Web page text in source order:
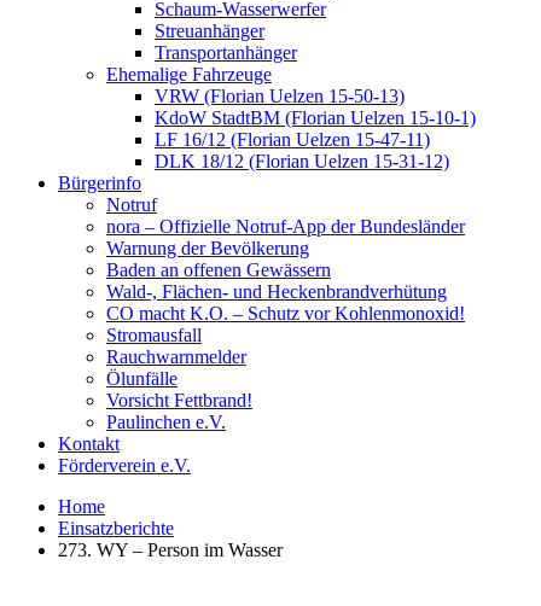
Schaum-Wasserwerfer
Streuanhänger
Transportanhänger
Ehemalige Fahrzeuge
VRW (Florian Uelzen 15-50-13)
KdoW StadtBM (Florian Uelzen 15-10-1)
LF 16/12 (Florian Uelzen 15-47-11)
DLK 18/12 (Florian Uelzen 15-31-12)
Bürgerinfo
Notruf
nora – Offizielle Notruf-App der Bundesländer
Warnung der Bevölkerung
Baden an offenen Gewässern
Wald-, Flächen- und Heckenbrandverhütung
CO macht K.O. – Schutz vor Kohlenmonoxid!
Stromausfall
Rauchwarnmelder
Ölunfälle
Vorsicht Fettbrand!
Paulinchen e.V.
Kontakt
Förderverein e.V.
Home
Einsatzberichte
273. WY – Person im Wasser